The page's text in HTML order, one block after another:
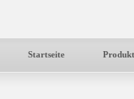
Startseite